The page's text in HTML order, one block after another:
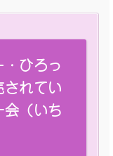
ひろっ
れてい
（いち